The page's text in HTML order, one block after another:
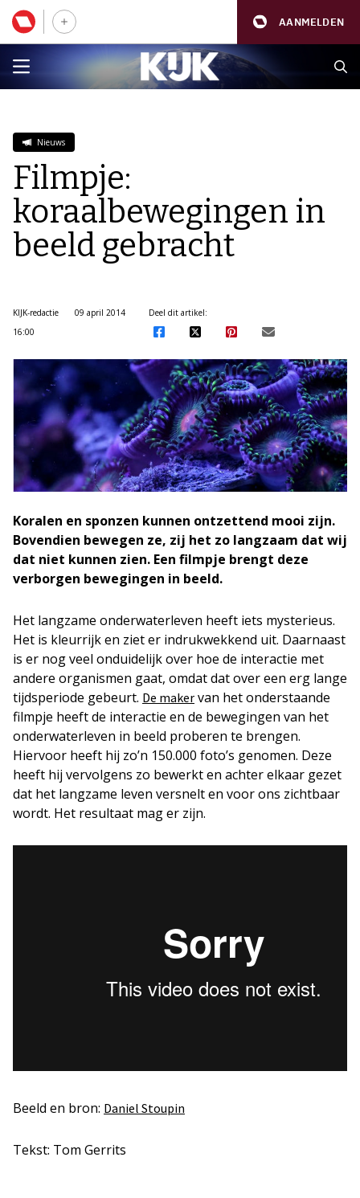
AANMELDEN
Nieuws
Filmpje:
koraalbewegingen in
beeld gebracht
KIJK-redactie
09 april 2014
16:00
Deel dit artikel:
Koralen en sponzen kunnen ontzettend mooi zijn.
Bovendien bewegen ze, zij het zo langzaam dat wij
dat niet kunnen zien. Een filmpje brengt deze
verborgen bewegingen in beeld.
Het langzame onderwaterleven heeft iets mysterieus.
Het is kleurrijk en ziet er indrukwekkend uit. Daarnaast
is er nog veel onduidelijk over hoe de interactie met
andere organismen gaat, omdat dat over een erg lange
tijdsperiode gebeurt. De maker van het onderstaande
filmpje heeft de interactie en de bewegingen van het
onderwaterleven in beeld proberen te brengen.
Hiervoor heeft hij zo’n 150.000 foto’s genomen. Deze
heeft hij vervolgens zo bewerkt en achter elkaar gezet
dat het langzame leven versnelt en voor ons zichtbaar
wordt. Het resultaat mag er zijn.
Beeld en bron: Daniel Stoupin
Tekst: Tom Gerrits